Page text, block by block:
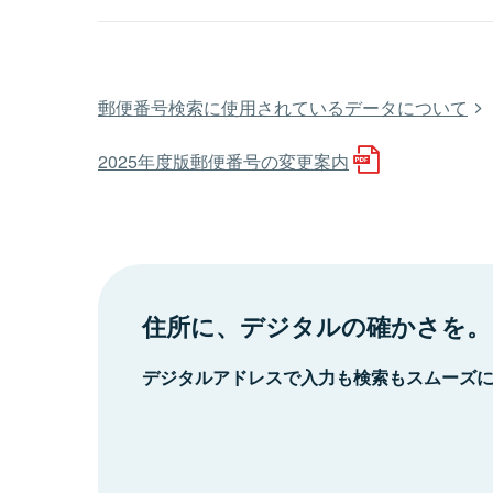
郵便番号検索に使用されているデータについて
2025年度版郵便番号の変更案内
住所に、デジタルの確かさを。
デジタルアドレスで入力も検索もスムーズ